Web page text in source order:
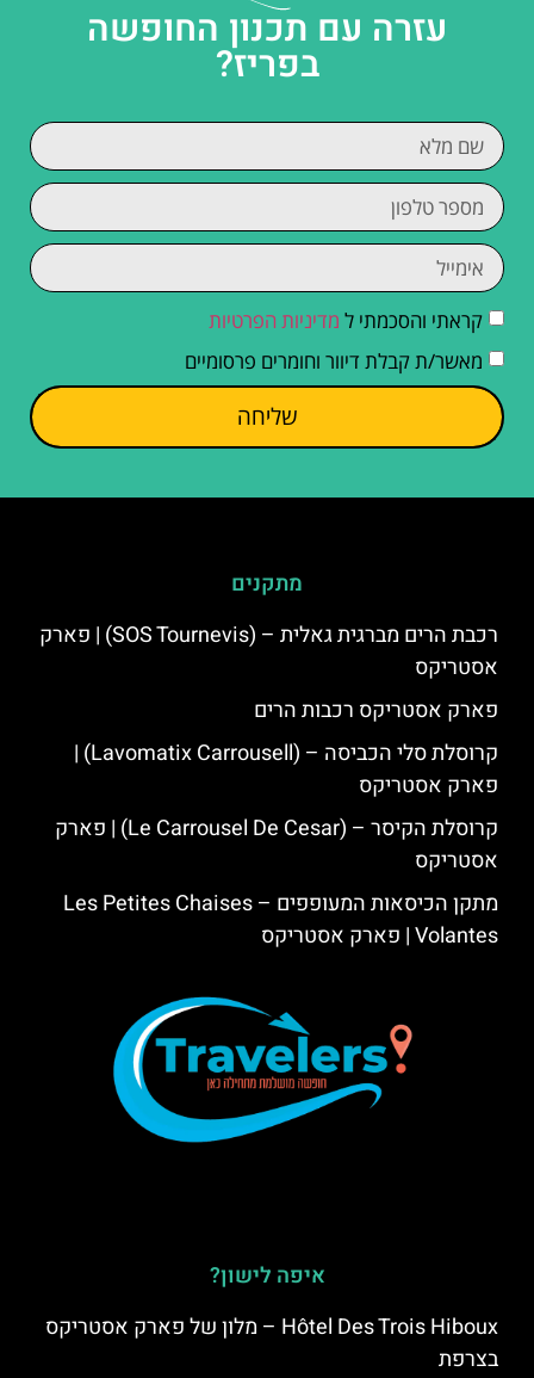
עזרה עם תכנון החופשה
בפריז?
קראתי והסכמתי ל מדיניות הפרטיות
מאשר/ת קבלת דיוור וחומרים פרסומיים
שליחה
מתקנים
רכבת הרים מברגית גאלית – (SOS Tournevis) | פארק
אסטריקס
פארק אסטריקס רכבות הרים
קרוסלת סלי הכביסה – (Lavomatix Carrousell) |
פארק אסטריקס
קרוסלת הקיסר – (Le Carrousel De Cesar) | פארק
אסטריקס
מתקן הכיסאות המעופפים – Les Petites Chaises
Volantes | פארק אסטריקס
איפה לישון?
Hôtel Des Trois Hiboux – מלון של פארק אסטריקס
בצרפת